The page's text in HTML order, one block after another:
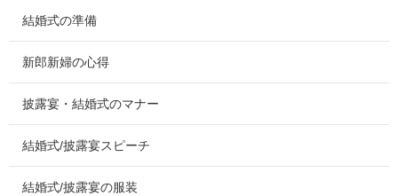
結婚式の準備
新郎新婦の心得
披露宴・結婚式のマナー
結婚式/披露宴スピーチ
結婚式/披露宴の服装